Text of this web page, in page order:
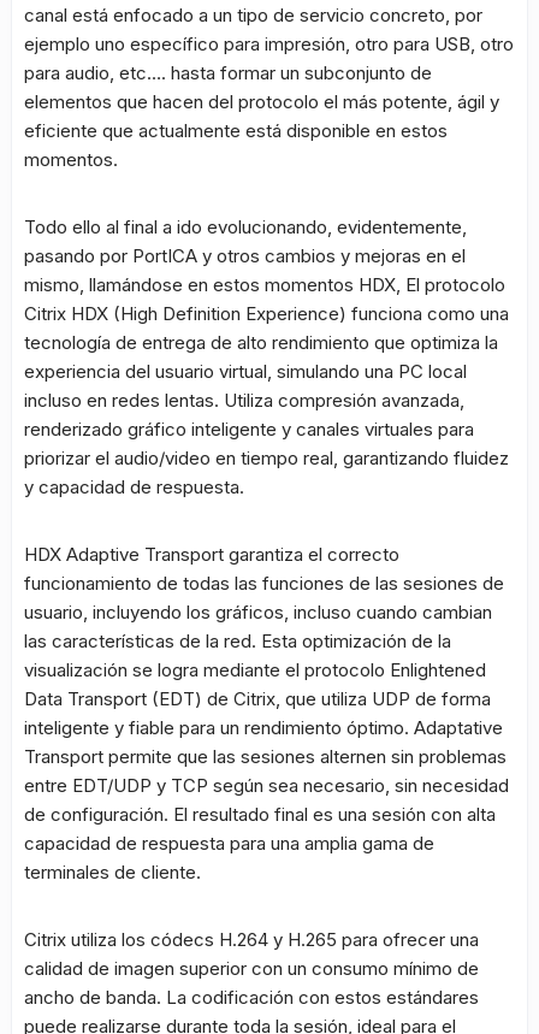
canal está enfocado a un tipo de servicio concreto, por
ejemplo uno específico para impresión, otro para USB, otro
para audio, etc…. hasta formar un subconjunto de
elementos que hacen del protocolo el más potente, ágil y
eficiente que actualmente está disponible en estos
momentos.
Todo ello al final a ido evolucionando, evidentemente,
pasando por PortICA y otros cambios y mejoras en el
mismo, llamándose en estos momentos HDX, El protocolo
Citrix HDX (High Definition Experience) funciona como una
tecnología de entrega de alto rendimiento que optimiza la
experiencia del usuario virtual, simulando una PC local
incluso en redes lentas. Utiliza compresión avanzada,
renderizado gráfico inteligente y canales virtuales para
priorizar el audio/video en tiempo real, garantizando fluidez
y capacidad de respuesta.
HDX Adaptive Transport garantiza el correcto
funcionamiento de todas las funciones de las sesiones de
usuario, incluyendo los gráficos, incluso cuando cambian
las características de la red. Esta optimización de la
visualización se logra mediante el protocolo Enlightened
Data Transport (EDT) de Citrix, que utiliza UDP de forma
inteligente y fiable para un rendimiento óptimo. Adaptative
Transport permite que las sesiones alternen sin problemas
entre EDT/UDP y TCP según sea necesario, sin necesidad
de configuración. El resultado final es una sesión con alta
capacidad de respuesta para una amplia gama de
terminales de cliente.
Citrix utiliza los códecs H.264 y H.265 para ofrecer una
calidad de imagen superior con un consumo mínimo de
ancho de banda. La codificación con estos estándares
puede realizarse durante toda la sesión, ideal para el